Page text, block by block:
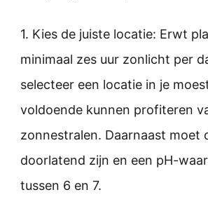
1. Kies de juiste locatie: Erwt
minimaal zes uur zonlicht per
selecteer een locatie in je
voldoende kunnen profiteren
zonnestralen. Daarnaast moet
doorlatend zijn en een pH-
tussen 6 en 7.